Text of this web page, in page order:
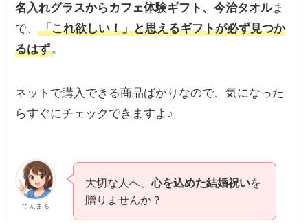
名入れグラスからカフェ体験ギフト、今治タオルま
で、「これ欲しい！」と思えるギフトが必ず見つか
るはず。
ネットで購入できる商品ばかりなので、気になった
らすぐにチェックできますよ♪
てんまる
大切な人へ、心を込めた結婚祝いを
贈りませんか？